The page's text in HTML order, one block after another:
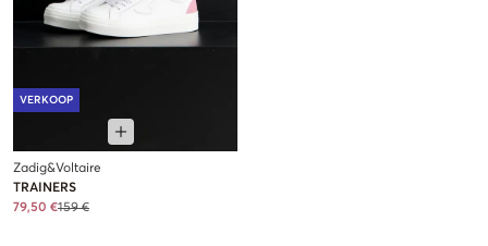
VERKOOP
Zadig&Voltaire
TRAINERS
79,50 €159 €